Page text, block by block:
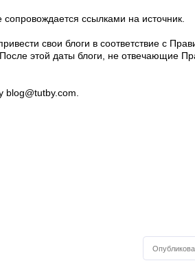
ссылками на источник.
свои блоги в соответствие с
этой даты блоги, не отвечающие